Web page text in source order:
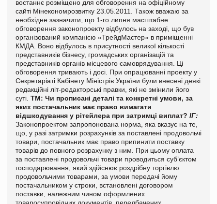
востаннє розміщено для обговорення на офіційному
сайті Мінекономрозвитку 23.05.2011. Також вважаю за
необхідне зазначити, що 1-го липня масштабне
обговорення законопроекту відбулось на заході, що був
організований компанією «ТрейдМастер» в приміщенні
КМДА. Воно відбулось в присутності великої кількості
представників бізнесу, громадських організацій та
представників органів місцевого самоврядування. Ці
обговорення тривають і досі. При опрацюванні проекту у
Секретаріаті Кабінету Міністрів України були внесені деякі
редакційні літ-редакторські правки, які не змінили його
суті. ТМ: Чи прописані деталі та конкретні умови, за
яких постачальник має право вимагати
відшкодування у рітейлера при затримці виплат? ІГ:
Законопроектом запропонована норма, яка вказує на те,
що, у разі затримки розрахунків за поставлені продовольчі
товари, постачальник має право припинити поставку
товарів до повного розрахунку з ним. При цьому оплата
за поставлені продовольчі товари проводиться суб’єктом
господарювання, який здійснює роздрібну торгівлю
продовольчими товарами, за умови передачі йому
постачальником у строки, встановлені договором
поставки, належним чином оформлених
товаросупровідних документів, передбачених